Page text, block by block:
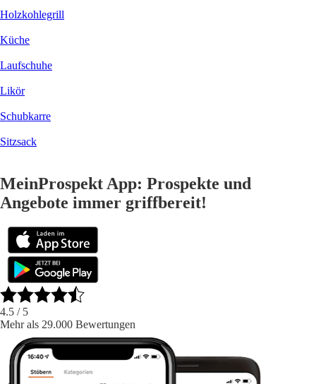
Holzkohlegrill
Küche
Laufschuhe
Likör
Schubkarre
Sitzsack
MeinProspekt App: Prospekte und
Angebote immer griffbereit!
4.5 / 5
Mehr als 29.000 Bewertungen